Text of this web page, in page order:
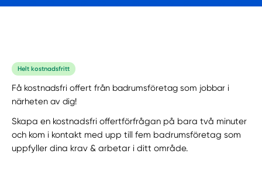
Helt kostnadsfritt
Få kostnadsfri offert från badrumsföretag som jobbar i
närheten av dig!
Skapa en kostnadsfri offertförfrågan på bara två minuter
och kom i kontakt med upp till fem badrumsföretag som
uppfyller dina krav & arbetar i ditt område.